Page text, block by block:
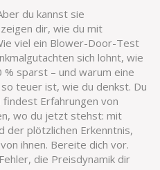
du kannst sie
dir, wie du mit
viel ein Blower-Door-Test
sich lohnt, wie
sparst – und warum eine
teuer ist, wie du denkst. Du
Erfahrungen von
wo du jetzt stehst: mit
der plötzlichen Erkenntnis,
ihnen. Bereite dich vor.
die Preisdynamik dir